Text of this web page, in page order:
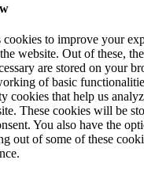
cookies to improve your
website. Out of these,
are stored on your
of basic
cookies that help us
These cookies will be
You also have the
out of some of these